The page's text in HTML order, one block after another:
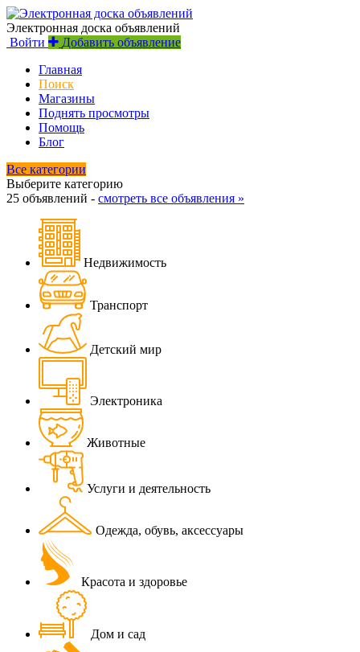
Электронная доска объявлений
Войти
Добавить объявление
Главная
Поиск
Магазины
Поднять просмотры
Помощь
Блог
Все категории
Выберите категорию
25 объявлений - смотреть все объявления »
Недвижимость
Транспорт
Детский мир
Электроника
Животные
Услуги и деятельность
Одежда, обувь, аксессуары
Красота и здоровье
Дом и сад